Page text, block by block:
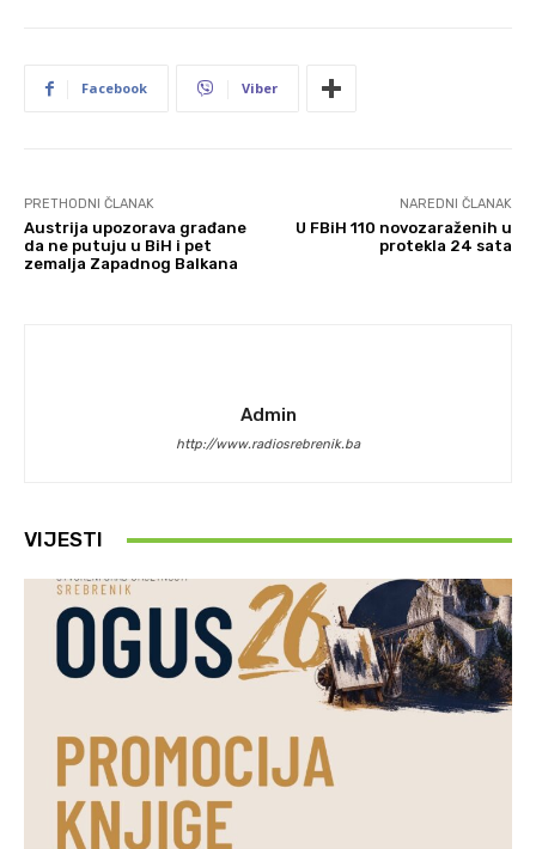
Facebook Viber
PRETHODNI ČLANAK
Austrija upozorava građane
da ne putuju u BiH i pet
zemalja Zapadnog Balkana
NAREDNI ČLANAK
U FBiH 110 novozaraženih u
protekla 24 sata
Admin
http://www.radiosrebrenik.ba
VIJESTI